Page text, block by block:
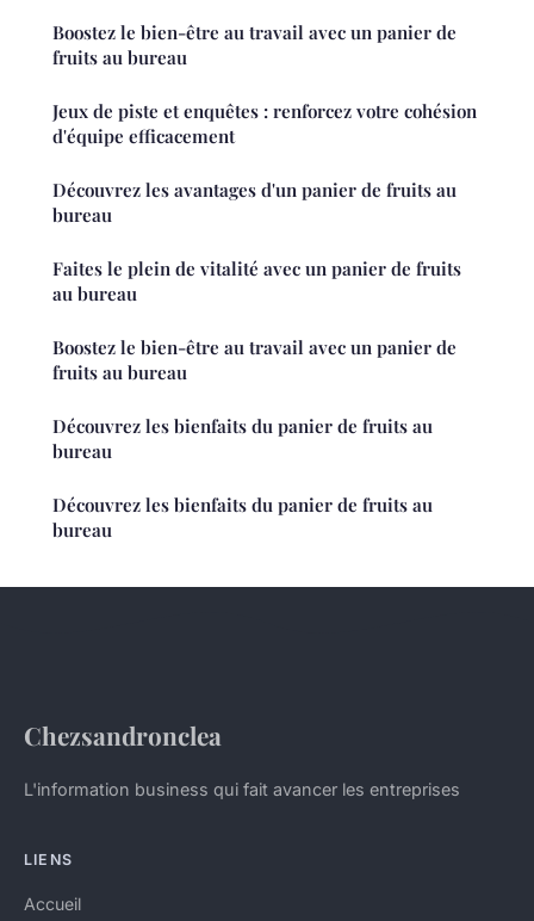
Boostez le bien-être au travail avec un panier de
fruits au bureau
Jeux de piste et enquêtes : renforcez votre cohésion
d'équipe efficacement
Découvrez les avantages d'un panier de fruits au
bureau
Faites le plein de vitalité avec un panier de fruits
au bureau
Boostez le bien-être au travail avec un panier de
fruits au bureau
Découvrez les bienfaits du panier de fruits au
bureau
Découvrez les bienfaits du panier de fruits au
bureau
Chezsandronclea
L'information business qui fait avancer les entreprises
LIENS
Accueil